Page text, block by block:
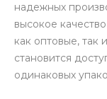
надежных
высокое
как оптовые, так
становится
одинаковых